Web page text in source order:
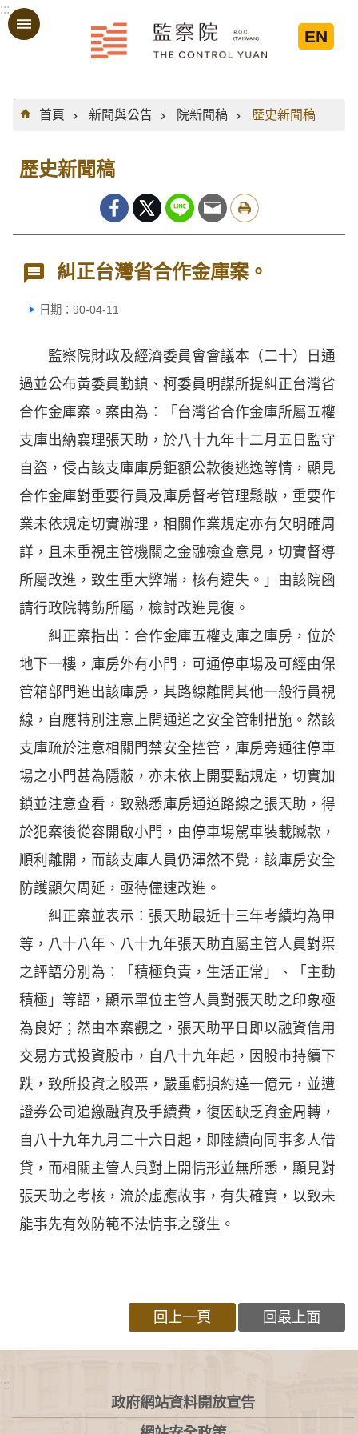
跳到主要內容區塊
:::
EN
:::
首頁
新聞與公告 院新聞稿 歷史新聞稿
歷史新聞稿
糾正台灣省合作金庫案。
日期：90-04-11
監察院財政及經濟委員會會議本（二十）日通
過並公布黃委員勤鎮、柯委員明謀所提糾正台灣省
合作金庫案。案由為：「台灣省合作金庫所屬五權
支庫出納襄理張天助，於八十九年十二月五日監守
自盜，侵占該支庫庫房鉅額公款後逃逸等情，顯見
合作金庫對重要行員及庫房督考管理鬆散，重要作
業未依規定切實辦理，相關作業規定亦有欠明確周
詳，且未重視主管機關之金融檢查意見，切實督導
所屬改進，致生重大弊端，核有違失。」由該院函
請行政院轉飭所屬，檢討改進見復。
糾正案指出：合作金庫五權支庫之庫房，位於
地下一樓，庫房外有小門，可通停車場及可經由保
管箱部門進出該庫房，其路線離開其他一般行員視
線，自應特別注意上開通道之安全管制措施。然該
支庫疏於注意相關門禁安全控管，庫房旁通往停車
場之小門甚為隱蔽，亦未依上開要點規定，切實加
鎖並注意查看，致熟悉庫房通道路線之張天助，得
於犯案後從容開啟小門，由停車場駕車裝載贓款，
順利離開，而該支庫人員仍渾然不覺，該庫房安全
防護顯欠周延，亟待儘速改進。
糾正案並表示：張天助最近十三年考績均為甲
等，八十八年、八十九年張天助直屬主管人員對渠
之評語分別為：「積極負責，生活正常」、「主動
積極」等語，顯示單位主管人員對張天助之印象極
為良好；然由本案觀之，張天助平日即以融資信用
交易方式投資股市，自八十九年起，因股市持續下
跌，致所投資之股票，嚴重虧損約達一億元，並遭
證券公司追繳融資及手續費，復因缺乏資金周轉，
自八十九年九月二十六日起，即陸續向同事多人借
貸，而相關主管人員對上開情形並無所悉，顯見對
張天助之考核，流於虛應故事，有失確實，以致未
能事先有效防範不法情事之發生。
回上一頁 回最上面
:::
政府網站資料開放宣告